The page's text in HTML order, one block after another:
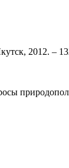
2012. –